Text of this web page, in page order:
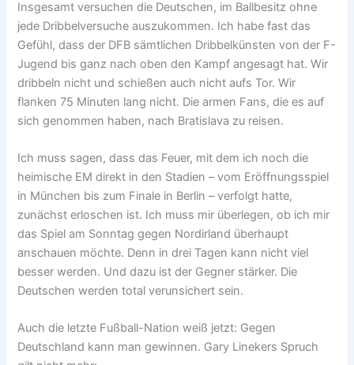
Insgesamt versuchen die Deutschen, im Ballbesitz ohne
jede Dribbelversuche auszukommen. Ich habe fast das
Gefühl, dass der DFB sämtlichen Dribbelkünsten von der F-
Jugend bis ganz nach oben den Kampf angesagt hat. Wir
dribbeln nicht und schießen auch nicht aufs Tor. Wir
flanken 75 Minuten lang nicht. Die armen Fans, die es auf
sich genommen haben, nach Bratislava zu reisen.
Ich muss sagen, dass das Feuer, mit dem ich noch die
heimische EM direkt in den Stadien – vom Eröffnungsspiel
in München bis zum Finale in Berlin – verfolgt hatte,
zunächst erloschen ist. Ich muss mir überlegen, ob ich mir
das Spiel am Sonntag gegen Nordirland überhaupt
anschauen möchte. Denn in drei Tagen kann nicht viel
besser werden. Und dazu ist der Gegner stärker. Die
Deutschen werden total verunsichert sein.
Auch die letzte Fußball-Nation weiß jetzt: Gegen
Deutschland kann man gewinnen. Gary Linekers Spruch